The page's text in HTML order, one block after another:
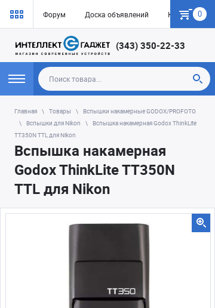
Форум Доска объявлений Как купить
0
(343) 350-22-33
Главная Товары
Вспышки накамерные GODOX/PROFOTO
Вспышки для Nikon
Вспышка накамерная Godox ThinkLite
TT350N TTL для Nikon
Вспышка накамерная
Godox ThinkLite TT350N
TTL для Nikon